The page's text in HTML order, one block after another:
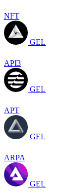
NFT
GEL
API3
GEL
APT
GEL
ARPA
GEL